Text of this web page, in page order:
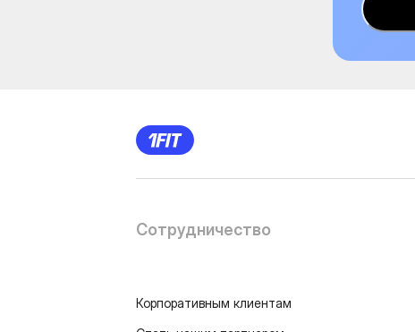
Сотрудничество
Корпоративным клиентам